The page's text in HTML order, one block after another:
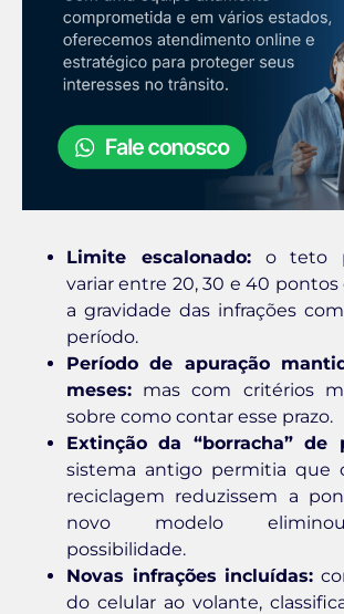
Limite escalonado:o teto
variar entre 20, 30 e 40
a gravidade das infrações
período.
Período de apuração
meses: mas com critérios
sobre como contar esse prazo.
Extinção da “borracha” de
sistema antigo permitia que
reciclagem reduzissem a
novo modelo
possibilidade.
Novas infrações incluídas:
do celular ao volante,